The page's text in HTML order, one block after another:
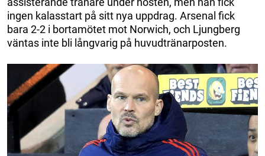
ingen kalasstart på sitt nya uppdrag. Arsenal fick
bara 2-2 i bortamötet mot Norwich, och Ljungberg
väntas inte bli långvarig på huvudtränarposten.